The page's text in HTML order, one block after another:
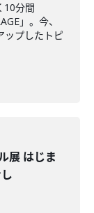
10分間
」。今、
ップしたトピ
展 はじま